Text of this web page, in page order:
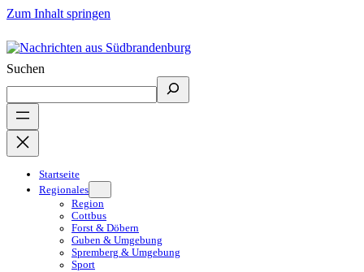
Zum Inhalt springen
Suchen
Startseite
Regionales
Region
Cottbus
Forst & Döbern
Guben & Umgebung
Spremberg & Umgebung
Sport